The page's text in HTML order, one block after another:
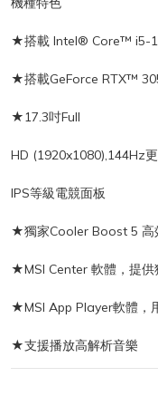
★搭載 Intel® Core™ i5-
★搭載GeForce RTX™
★17.3吋Full
HD (1920x1080),144Hz
IPS等級電競面板
★獨家Cooler Boost 5 高
★MSI Center 軟體，提供
★MSI App Player軟體，
★支援播放高解析音樂